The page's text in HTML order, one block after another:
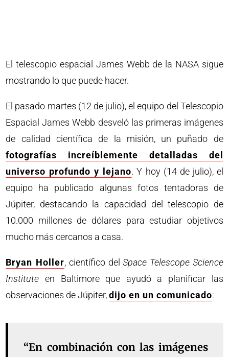
El telescopio espacial James Webb de la NASA sigue
mostrando lo que puede hacer.
El pasado martes (12 de julio), el equipo del Telescopio
Espacial James Webb desveló las primeras imágenes
de calidad científica de la misión, un puñado de
fotografías increíblemente detalladas del
universo profundo y lejano. Y hoy (14 de julio), el
equipo ha publicado algunas fotos tentadoras de
Júpiter, destacando la capacidad del telescopio de
10.000 millones de dólares para estudiar objetivos
mucho más cercanos a casa.
Bryan Holler, científico delSpace Telescope Science
Institute en Baltimore que ayudó a planificar las
observaciones de Júpiter,dijo en un comunicado:
“En combinación con las imágenes